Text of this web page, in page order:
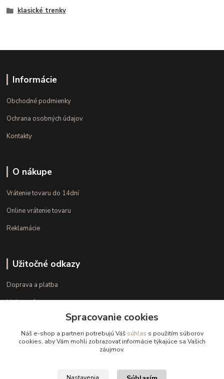
klasické trenky
Informácie
Obchodné podmienky
Ochrana osobných údajov
Kontakty
O nákupe
Vrátenie tovaru do 14dní
Online vrátenie tovaru
Reklamácie
Užitočné odkazy
Doprava a platba
Veľkostné parametre
Spracovanie cookies
Náš e-shop a partneri potrebujú Váš súhlas s použitím súborov
cookies, aby Vám mohli zobrazovať informácie týkajúce sa Vašich
záujmov.